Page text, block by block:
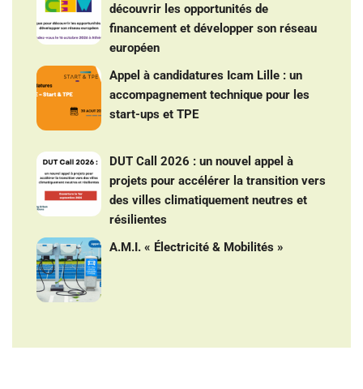
découvrir les opportunités de
financement et développer son réseau
européen
Appel à candidatures Icam Lille : un
accompagnement technique pour les
start-ups et TPE
DUT Call 2026 : un nouvel appel à
projets pour accélérer la transition vers
des villes climatiquement neutres et
résilientes
A.M.I. « Électricité & Mobilités »